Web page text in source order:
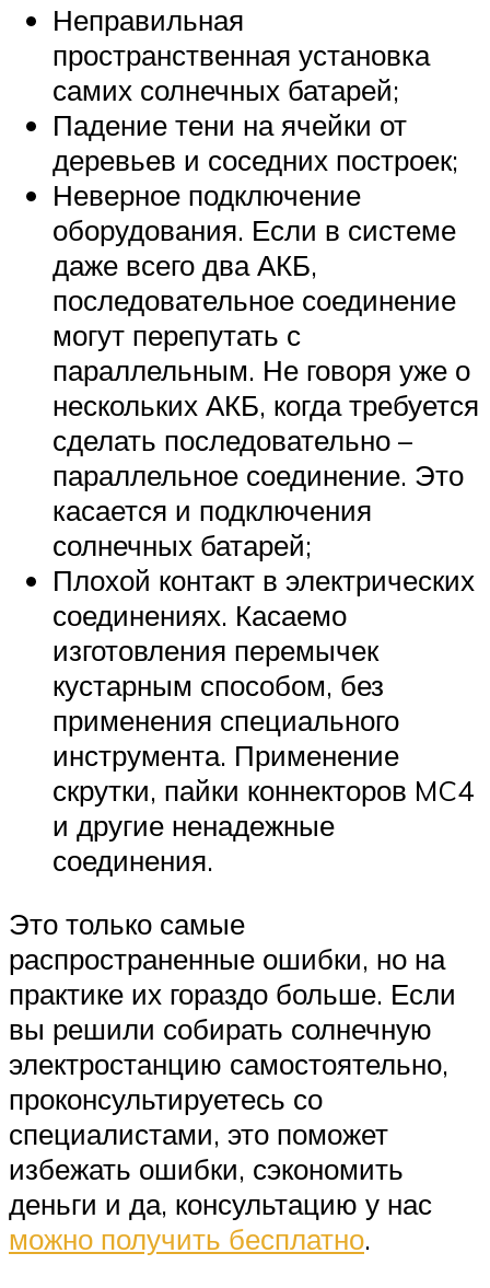
Неправильная
пространственная установка
самих солнечных батарей;
Падение тени на ячейки от
деревьев и соседних построек;
Неверное подключение
оборудования. Если в системе
даже всего два АКБ,
последовательное соединение
могут перепутать с
параллельным. Не говоря уже о
нескольких АКБ, когда требуется
сделать последовательно –
параллельное соединение. Это
касается и подключения
солнечных батарей;
Плохой контакт в электрических
соединениях. Касаемо
изготовления перемычек
кустарным способом, без
применения специального
инструмента. Применение
скрутки, пайки коннекторов MC4
и другие ненадежные
соединения.
Это только самые
распространенные ошибки, но на
практике их гораздо больше. Если
вы решили собирать солнечную
электростанцию самостоятельно,
проконсультируетесь со
специалистами, это поможет
избежать ошибки, сэкономить
деньги и да, консультацию у нас
можно получить бесплатно.